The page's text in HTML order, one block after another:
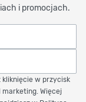
i promocjach.
kliknięcie w przycisk
marketing. Więcej